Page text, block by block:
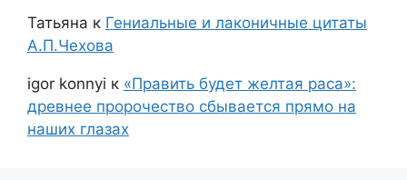
Татьяна к Гениальные и лаконичные цитаты
А.П.Чехова
igor konnyi к «Править будет желтая раса»:
древнее пророчество сбывается прямо на
наших глазах